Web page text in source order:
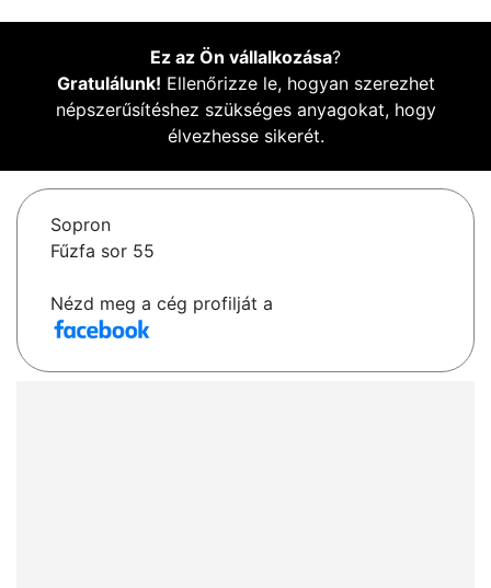
Ez az Ön vállalkozása?
Gratulálunk! Ellenőrizze le, hogyan szerezhet
népszerűsítéshez szükséges anyagokat, hogy
élvezhesse sikerét.
Sopron
Fűzfa sor 55
Nézd meg a cég profilját a